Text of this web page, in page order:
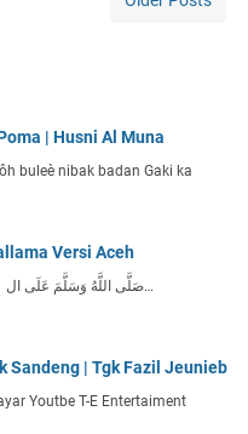
| Husni Al Muna
buleè nibak badan Gaki ka
Versi Aceh
- Shalawat Versi Pertama صَلَّى اللَّهُ وَسَلَّمَ عَلَى ال…
Sandeng | Tgk Fazil Jeunieb
Youtbe T-E Entertaiment